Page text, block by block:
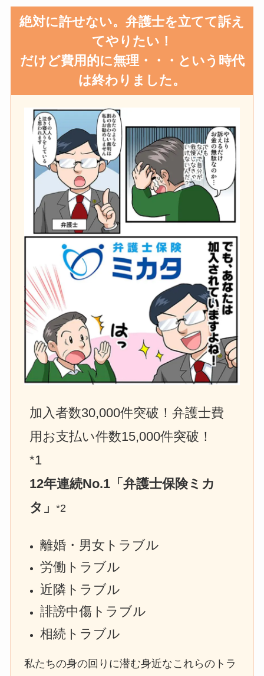
絶対に許せない。弁護士を立てて訴え
てやりたい！
だけど費用的に無理・・・という時代
は終わりました。
加入者数30,000件突破！弁護士費
用お支払い件数15,000件突破！
*1
12年連続No.1「弁護士保険ミカ
タ」*2
離婚・男女トラブル
労働トラブル
近隣トラブル
誹謗中傷トラブル
相続トラブル
私たちの身の回りに潜む身近なこれらのトラ